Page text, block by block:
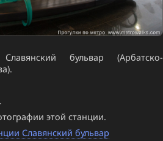
бульвар (Арбатско-
этой станции.
Славянский бульвар